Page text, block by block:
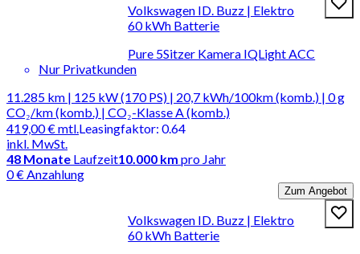
Volkswagen ID. Buzz | Elektro
60 kWh Batterie
Pure 5Sitzer Kamera IQLight ACC
Nur Privatkunden
11.285 km | 125 kW (170 PS) | 20,7 kWh/100km (komb.) | 0 g
CO₂/km (komb.) | CO₂-Klasse A (komb.)
419,00 €mtl.
inkl. MwSt.
Leasingfaktor: 0.64
48 Monate Laufzeit10.000 km pro Jahr
0 € Anzahlung
Zum Angebot
Volkswagen ID. Buzz | Elektro
60 kWh Batterie